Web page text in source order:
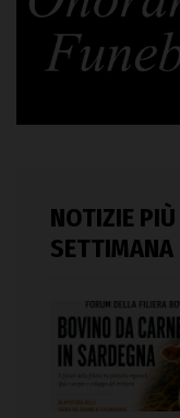
NOTIZIE
SETTIMANA